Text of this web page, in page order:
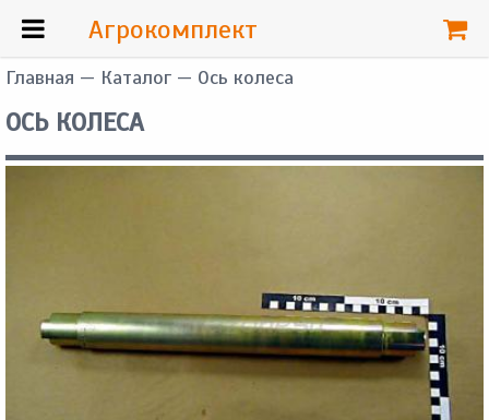
Главная — Каталог — Ось колеса
ОСЬ КОЛЕСА
Агрокомплект